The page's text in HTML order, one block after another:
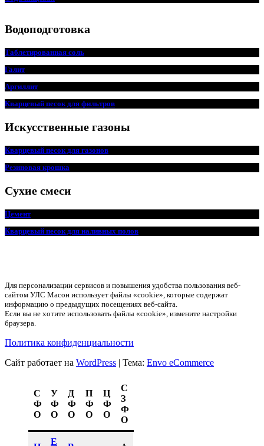
Водоподготовка
Таблетированная соль
Галит
Аргиллит
Кварцевый песок для фильтров
Искусственные газоны
Кварцевый песок для газонов
Резиновая крошка
Сухие смеси
Цемент
Кварцевый песок для наливных полов
Для персонализации сервисов и повышения удобства пользования веб-
сайтом УЛС Масон использует файлы «cookie», которые содержат
информацию о предыдущих посещениях веб-сайта.
Если вы не хотите использовать файлы «cookie», измените настройки
браузера.
Политика конфиденциальности
Сайт работает на WordPress | Тема: Envo eCommerce
С
Ф
О
У
Ф
О
Д
Ф
О
П
Ф
О
Ц
Ф
О
С
З
Ф
О
Е